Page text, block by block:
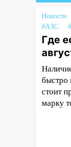
12:00
АЗС
11:50
и
11:38
Новости
#АЗС
Где
быстро
стоит
марку